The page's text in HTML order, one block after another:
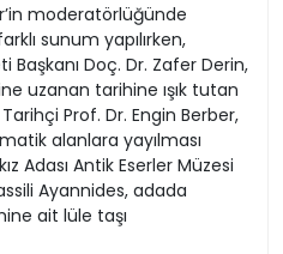
moderatörlüğünde
sunum yapılırken,
Başkanı Doç. Dr. Zafer Derin,
uzanan tarihine ışık tutan
Prof. Dr. Engin Berber,
alanlara yayılması
Adası Antik Eserler Müzesi
Ayannides, adada
ait lüle taşı